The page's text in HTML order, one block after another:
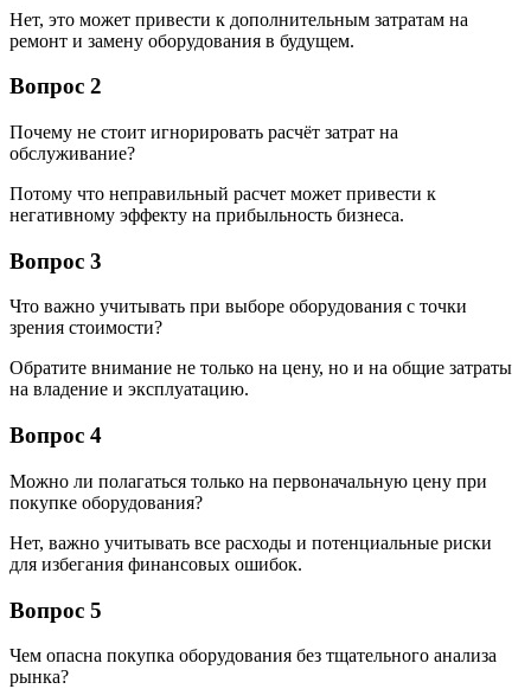
Нет, это может привести к дополнительным затратам на
ремонт и замену оборудования в будущем.
Вопрос 2
Почему не стоит игнорировать расчёт затрат на
обслуживание?
Потому что неправильный расчет может привести к
негативному эффекту на прибыльность бизнеса.
Вопрос 3
Что важно учитывать при выборе оборудования с точки
зрения стоимости?
Обратите внимание не только на цену, но и на общие затраты
на владение и эксплуатацию.
Вопрос 4
Можно ли полагаться только на первоначальную цену при
покупке оборудования?
Нет, важно учитывать все расходы и потенциальные риски
для избегания финансовых ошибок.
Вопрос 5
Чем опасна покупка оборудования без тщательного анализа
рынка?